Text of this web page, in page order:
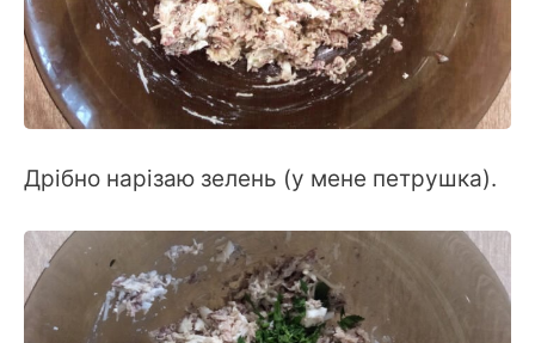
Дрібно нарізаю зелень (у мене петрушка).